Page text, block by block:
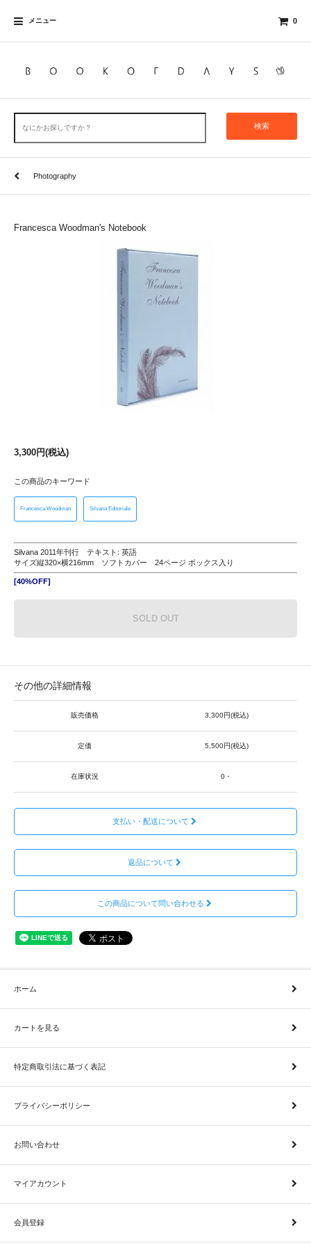
メニュー 0
検索
Photography
Francesca Woodman's Notebook
3,300円(税込)
この商品のキーワード
Francesca Woodman Silvana Editoriale
Silvana 2011年刊行 テキスト: 英語
サイズ縦320×横216mm ソフトカバー 24ページ ボックス入り
[40%OFF]
SOLD OUT
その他の詳細情報
販売価格 3,300円(税込)
定価 5,500円(税込)
在庫状況 0・
支払い・配送について
返品について
この商品について問い合わせる
ホーム
カートを見る
特定商取引法に基づく表記
プライバシーポリシー
お問い合わせ
マイアカウント
会員登録